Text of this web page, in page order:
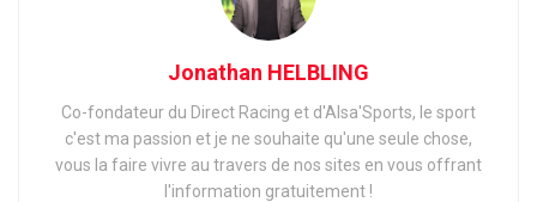
Jonathan HELBLING
Co-fondateur du Direct Racing et d'Alsa'Sports, le sport
c'est ma passion et je ne souhaite qu'une seule chose,
vous la faire vivre au travers de nos sites en vous offrant
l'information gratuitement !